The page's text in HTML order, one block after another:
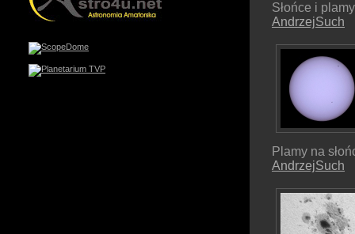
Słońce i plamy
AndrzejSuch
Plamy na
AndrzejSuch